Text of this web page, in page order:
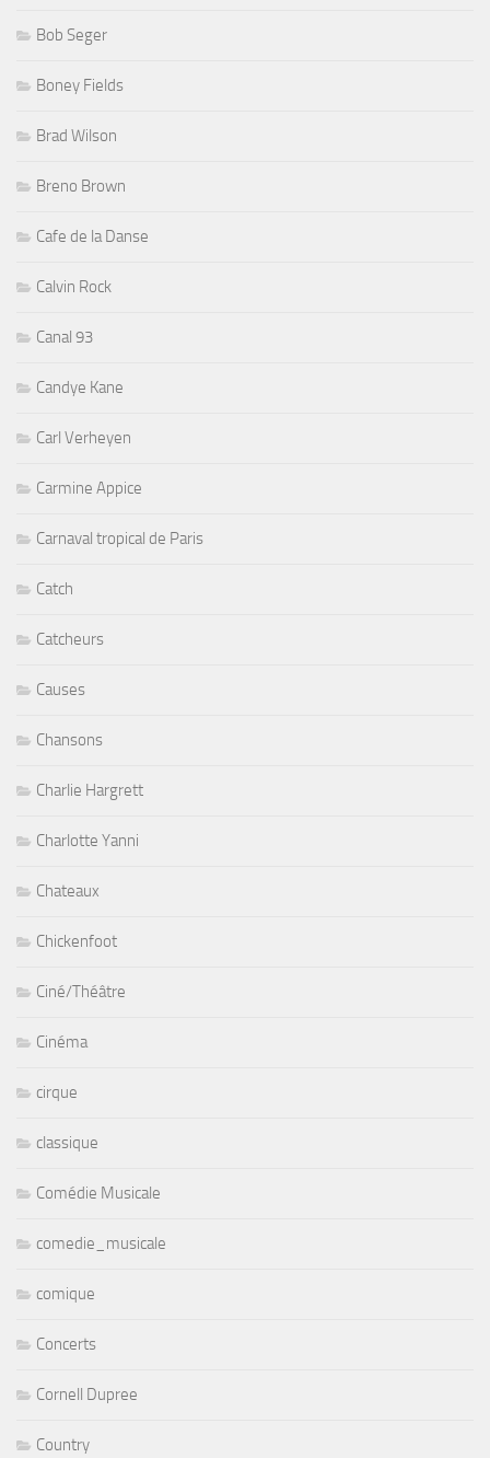
Bob Seger
Boney Fields
Brad Wilson
Breno Brown
Cafe de la Danse
Calvin Rock
Canal 93
Candye Kane
Carl Verheyen
Carmine Appice
Carnaval tropical de Paris
Catch
Catcheurs
Causes
Chansons
Charlie Hargrett
Charlotte Yanni
Chateaux
Chickenfoot
Ciné/Théâtre
Cinéma
cirque
classique
Comédie Musicale
comedie_musicale
comique
Concerts
Cornell Dupree
Country